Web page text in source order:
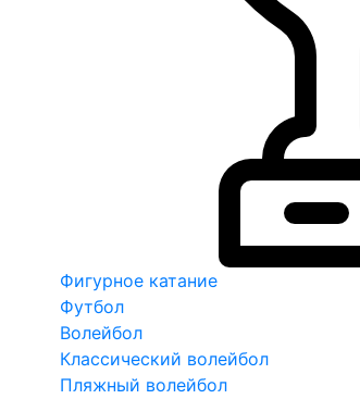
Фигурное катание
Футбол
Волейбол
Классический волейбол
Пляжный волейбол